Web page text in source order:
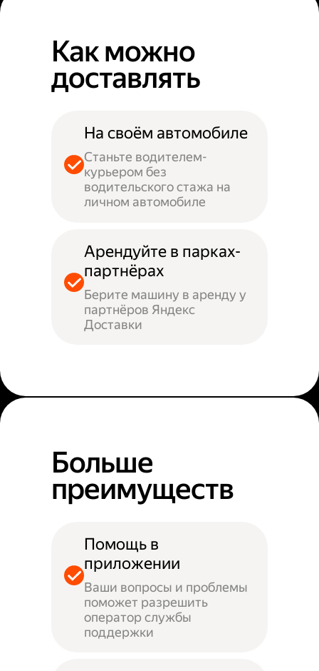
Как можно
доставлять
На своём автомобиле
Станьте водителем-
курьером без
водительского стажа на
личном автомобиле
Арендуйте в парках-
партнёрах
Берите машину в аренду у
партнёров Яндекс
Доставки
Больше
преимуществ
Помощь в
приложении
Ваши вопросы и проблемы
поможет разрешить
оператор службы
поддержки